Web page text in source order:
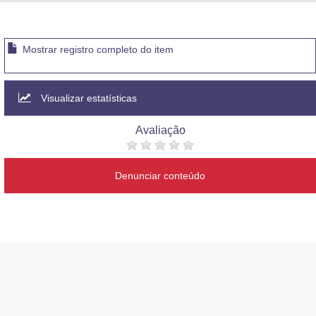
Banco Central do Brasil
Planalto
Mostrar registro completo do item
Visualizar estatísticas
Avaliação
Denunciar conteúdo